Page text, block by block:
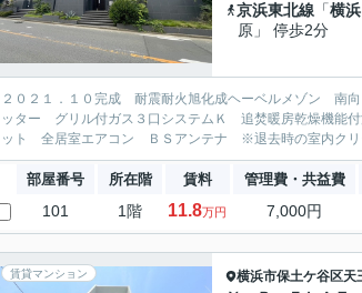
京浜東北線 「横浜
原」 停歩2分
２０２１．１０完成 耐震耐火旭化成ヘーベルメゾン
ッター グリル付ガス３口システムＫ 追焚暖房乾燥機
ット 全居室エアコン ＢＳアンテナ ※退去時の室内クリ
部屋番号 所在階 賃料 管理費・共益費
101 1階 11.8万円 7,000円
賃貸マンション 横浜市保土ケ谷区天